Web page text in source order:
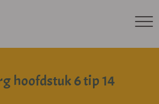
hoofdstuk 6 tip 14